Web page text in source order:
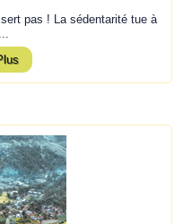
pas ! La sédentarité tue à